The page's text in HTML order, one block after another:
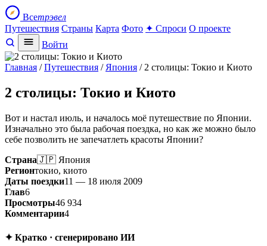
Всетрэвел
Путешествия Страны Карта Фото ✦ Спроси О проекте
Войти
Главная /Путешествия / Япония / 2 столицы: Токио и Киото
2 столицы: Токио и Киото
Вот и настал июль, и началось моё путешествие по Японии.
Изначально это была рабочая поездка, но как же можно было
себе позволить не запечатлеть красоты Японии?
Страна🇯🇵 Япония
Регионтокио, киото
Даты поездки11 — 18 июля 2009
Глав6
Просмотры46 934
Комментарии4
✦ Кратко · сгенерировано ИИ